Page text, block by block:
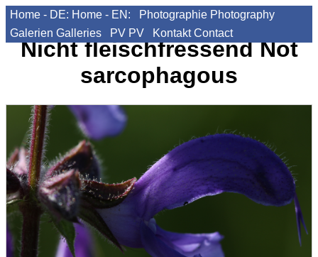
Home - DE: Home - EN: Photographie Photography
Galerien Galleries PV PV Kontakt Contact
Nicht fleischfressendNot
sarcophagous